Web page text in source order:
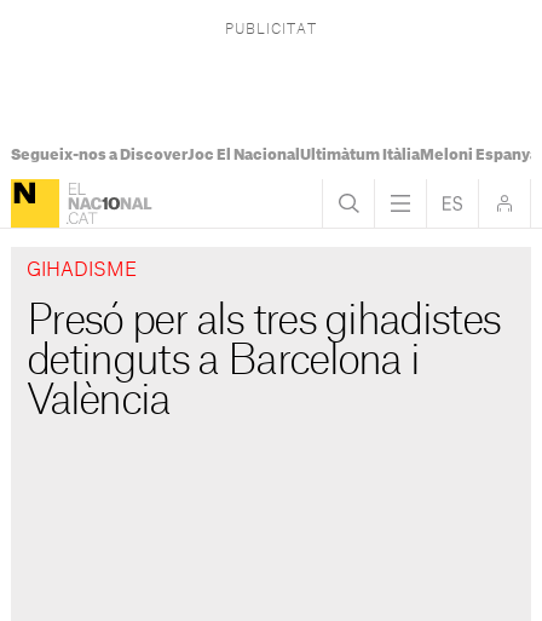
Segueix-nos a DiscoverJoc El Nacional Ultimàtum ItàliaMeloni Espanya
GIHADISME
Presó per als tres gihadistes
detinguts a Barcelona i
València